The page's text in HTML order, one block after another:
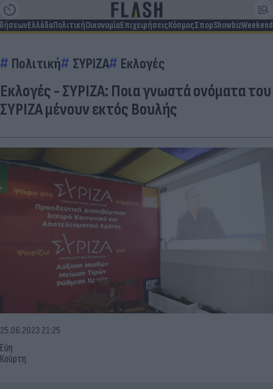
ΕλλάδαΠολιτικήΟικονομίαΕπιχειρήσειςΚόσμοςΣπορShowbizWeekend
Πολιτική ΣΥΡΙΖΑ Εκλογές
Εκλογές - ΣΥΡΙΖΑ: Ποια γνωστά ονόματα του
ΣΥΡΙΖΑ μένουν εκτός Βουλής
Εύη
Κούρτη
25.06.2023 21:25